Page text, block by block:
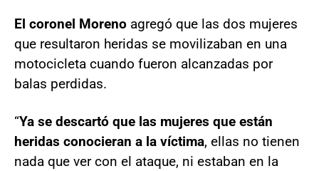
El coronel Moreno agregó que las dos mujeres
que resultaron heridas se movilizaban en una
motocicleta cuando fueron alcanzadas por
balas perdidas.
“Ya se descartó que las mujeres que están
heridas conocieran a la víctima, ellas no tienen
nada que ver con el ataque, ni estaban en la